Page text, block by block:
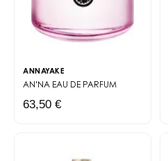
ANNAYAKE
AN'NA EAU DE PARFUM
63,50 €